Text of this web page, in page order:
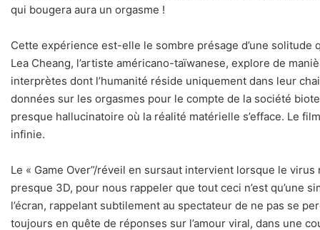
qui bougera aura un orgasme !
Cette expérience est-elle le sombre présage d’une solitude
Lea Cheang, l’artiste américano-taïwanese, explore de
interprètes dont l’humanité réside uniquement dans leur
données sur les orgasmes pour le compte de la société
presque hallucinatoire où la réalité matérielle s’efface. Le
infinie.
Le « Game Over”/réveil en sursaut intervient lorsque le
presque 3D, pour nous rappeler que tout ceci n’est
l’écran, rappelant subtilement au spectateur de ne pas se
toujours en quête de réponses sur l’amour viral, dans une